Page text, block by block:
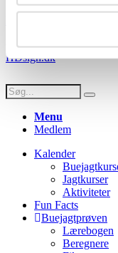
© Copyright FADB -
HDsign.dk
Menu
Medlem
Kalender
Jagtkurser
Aktiviteter
Fun Facts
Buejagtprøven
Lærebogen
Beregnere